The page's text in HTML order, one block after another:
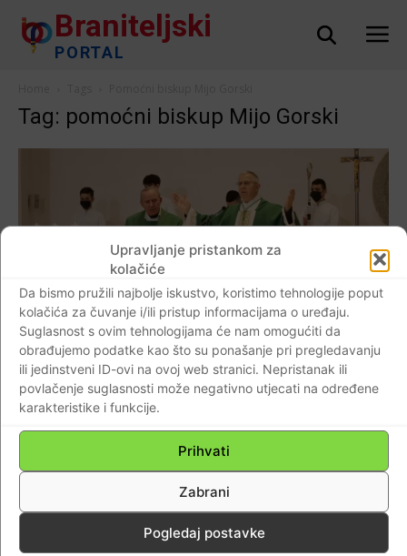
Upravljanje pristankom za
kolačiće
Da bismo pružili najbolje iskustvo, koristimo tehnologije poput
kolačića za čuvanje i/ili pristup informacijama o uređaju.
Suglasnost s ovim tehnologijama će nam omogućiti da
obrađujemo podatke kao što su ponašanje pri pregledavanju
ili jedinstveni ID-ovi na ovoj web stranici. Nepristanak ili
povlačenje suglasnosti može negativno utjecati na određene
karakteristike i funkcije.
Prihvati
Zabrani
Pogledaj postavke
Braniteljski
PORTAL
Tag: pomoćni biskup Mijo Gorski
AKTUALNO
Biskup Gorski: “Stepinac je čvrsto ostao na
načelima Evanđelja, vjeran Bogu, Katoličkoj
Kontaktirajte nas Pravila o privatnosti